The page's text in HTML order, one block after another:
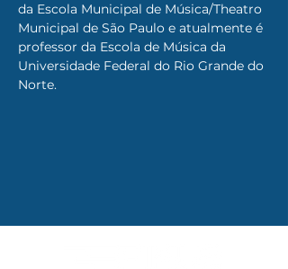
da Escola Municipal de Música/Theatro
Municipal de São Paulo e atualmente é
professor da Escola de Música da
Universidade Federal do Rio Grande do
Norte.